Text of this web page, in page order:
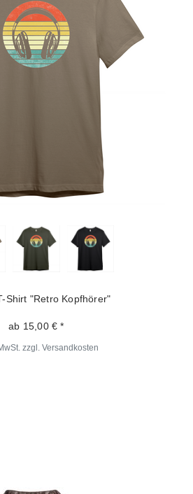
Shirt "Retro Kopfhörer"
ab 15,00 € *
zzgl. Versandkosten